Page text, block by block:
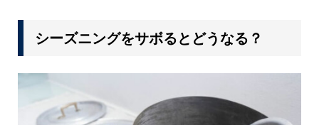
シーズニングをサボるとどうなる？